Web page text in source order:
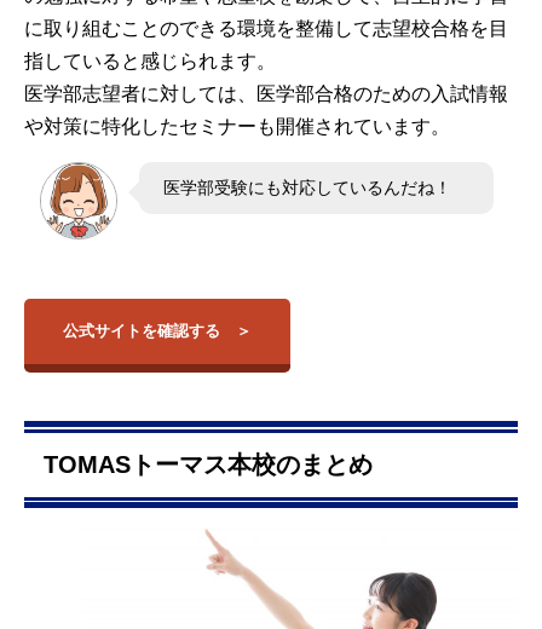
に取り組むことのできる環境を整備して志望校合格を目
指していると感じられます。
医学部志望者に対しては、医学部合格のための入試情報
や対策に特化したセミナーも開催されています。
医学部受験にも対応しているんだね！
公式サイトを確認する
TOMASトーマス本校のまとめ